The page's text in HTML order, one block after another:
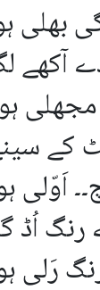
بھلی
آکھے
اَوّلی
اُڈ
رَلی